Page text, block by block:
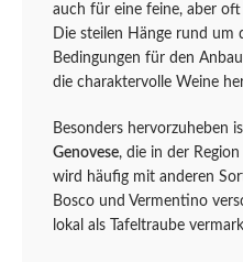
auch für eine feine, aber
Die steilen Hänge rund um
Bedingungen für den
die charaktervolle Weine
Besonders hervorzuheben
Genovese, die in der
wird häufig mit anderen
Bosco und Vermentino
lokal als Tafeltraube